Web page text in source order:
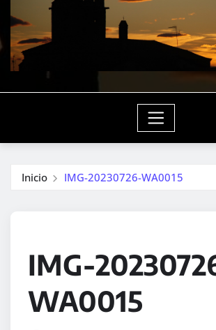
Inicio IMG-20230726-WA0015
IMG-
WA0015